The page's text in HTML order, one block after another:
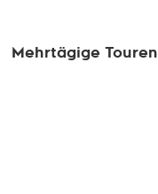
Mehrtägige Touren